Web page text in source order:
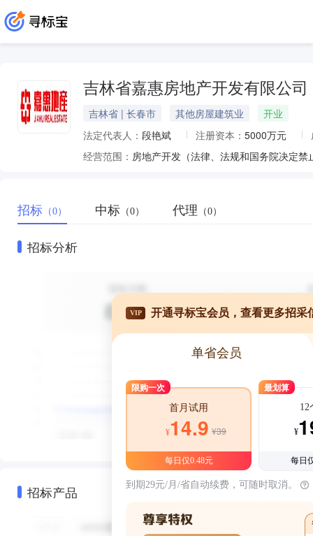
吉林省嘉惠房地产开发有限公司
吉林省 | 长春市 其他房屋建筑业
开业
法定代表人： 段艳斌 注册资本： 5000万元
经营范围： 房地产开发（法律、法规和国务院决定
招标 （0） 中标 （0） 代理 （0）
招标分析
招标产品
VIP 开通寻标宝会员，查看更多招采
单省会员
限购一次
首月试用
¥14.9 ¥39
每日仅0.48元
最划算
12
¥
每日
到期29元/月/省自动续费，可随时取消。